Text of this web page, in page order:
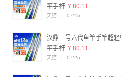
竿手杆 ¥ 80.11
天猫 | 07:45
汉鼎一号六代鱼竿手竿超
竿手杆 ¥ 80.11
天猫 | 07:25